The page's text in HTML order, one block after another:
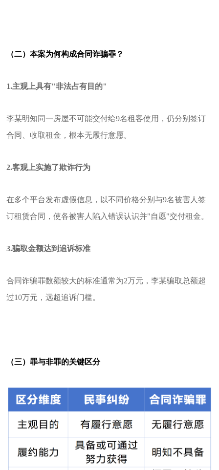
（二）本案为何构成合同诈骗罪？
1.主观上具有"非法占有目的"
李某明知同一房屋不可能交付给9名租客使用，仍分别签订
合同、收取租金，根本无履行意愿。
2.客观上实施了欺诈行为
在多个平台发布虚假信息，以不同价格分别与9名被害人签
订租赁合同，使各被害人陷入错误认识并"自愿"交付租金。
3.骗取金额达到追诉标准
合同诈骗罪数额较大的标准通常为2万元，李某骗取总额超
过10万元，远超追诉门槛。
（三）罪与非罪的关键区分